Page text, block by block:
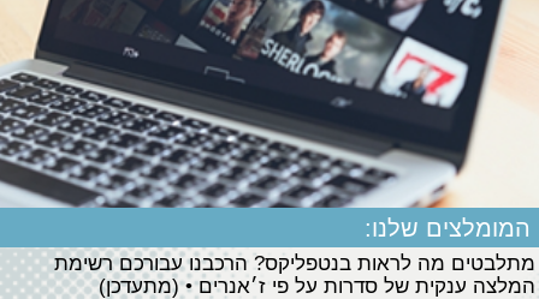
המומלצים שלנו:
מתלבטים מה לראות בנטפליקס? הרכבנו עבורכם רשימת
המלצה ענקית של סדרות על פי ז׳אנרים • (מתעדכן)